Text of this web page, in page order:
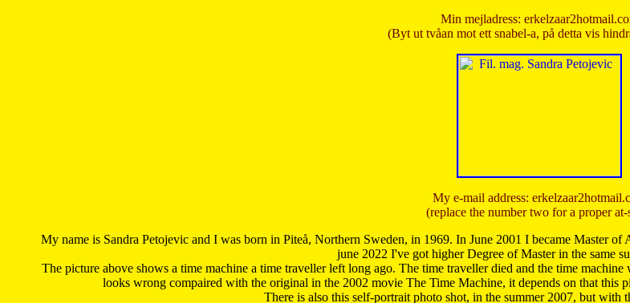
Min mejladress:
(Byt ut tvåan mot ett snabel-a, på detta vis
My e-mail address:
(replace the number two for a proper
My name is Sandra Petojevic and I was born in Piteå, Northern Sweden, in 1969. In June 2001 I became Master
june 2022 I've got higher Degree of Master in the same
The picture above shows a time machine a time traveller left long ago. The time traveller died and the time
looks wrong compaired with the original in the 2002 movie The Time Machine, it depends on that this
There is also this self-portrait photo shot, in the summer 2007, but with